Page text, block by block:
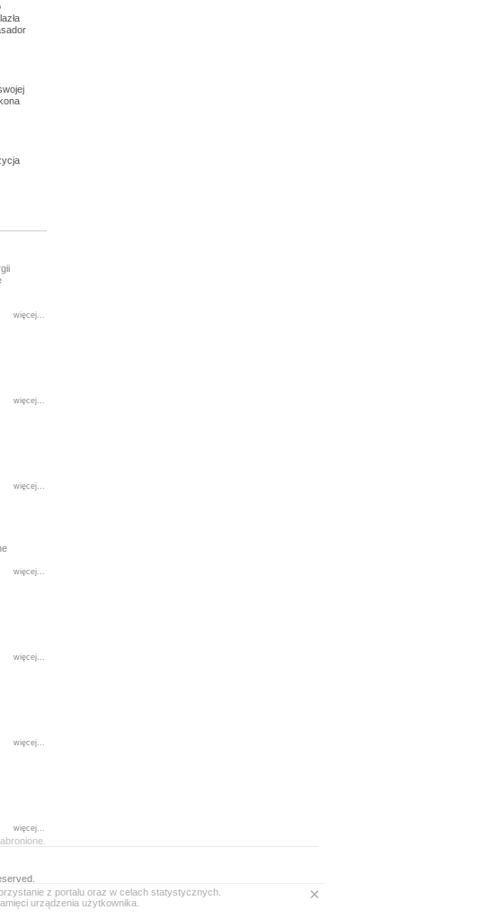
więcej...
więcej...
więcej...
więcej...
więcej...
więcej...
więcej...
×
z portalu oraz w celach statystycznych.
urządzenia użytkownika.